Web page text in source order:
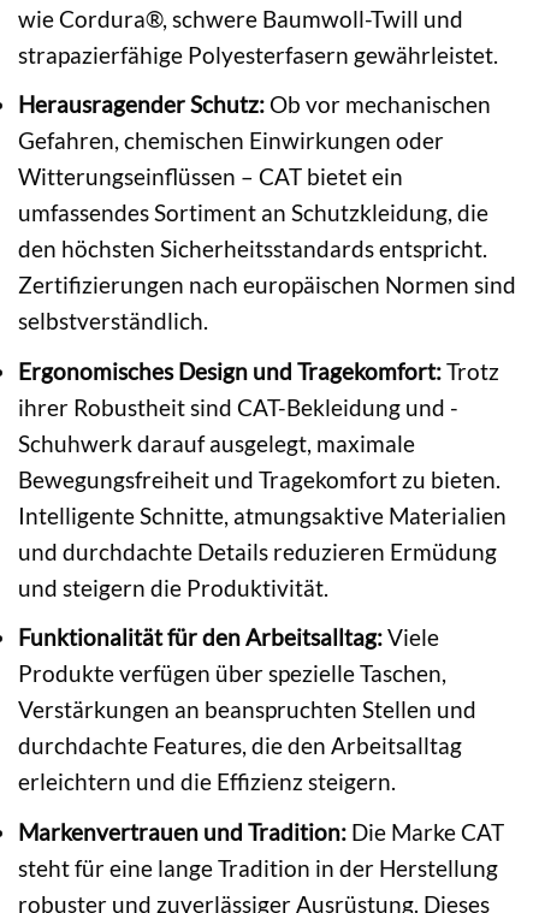
wie Cordura®, schwere Baumwoll-Twill und
strapazierfähige Polyesterfasern gewährleistet.
Herausragender Schutz: Ob vor mechanischen
Gefahren, chemischen Einwirkungen oder
Witterungseinflüssen – CAT bietet ein
umfassendes Sortiment an Schutzkleidung, die
den höchsten Sicherheitsstandards entspricht.
Zertifizierungen nach europäischen Normen sind
selbstverständlich.
Ergonomisches Design und Tragekomfort:Trotz
ihrer Robustheit sind CAT-Bekleidung und -
Schuhwerk darauf ausgelegt, maximale
Bewegungsfreiheit und Tragekomfort zu bieten.
Intelligente Schnitte, atmungsaktive Materialien
und durchdachte Details reduzieren Ermüdung
und steigern die Produktivität.
Funktionalität für den Arbeitsalltag:Viele
Produkte verfügen über spezielle Taschen,
Verstärkungen an beanspruchten Stellen und
durchdachte Features, die den Arbeitsalltag
erleichtern und die Effizienz steigern.
Markenvertrauen und Tradition: Die Marke CAT
steht für eine lange Tradition in der Herstellung
robuster und zuverlässiger Ausrüstung. Dieses